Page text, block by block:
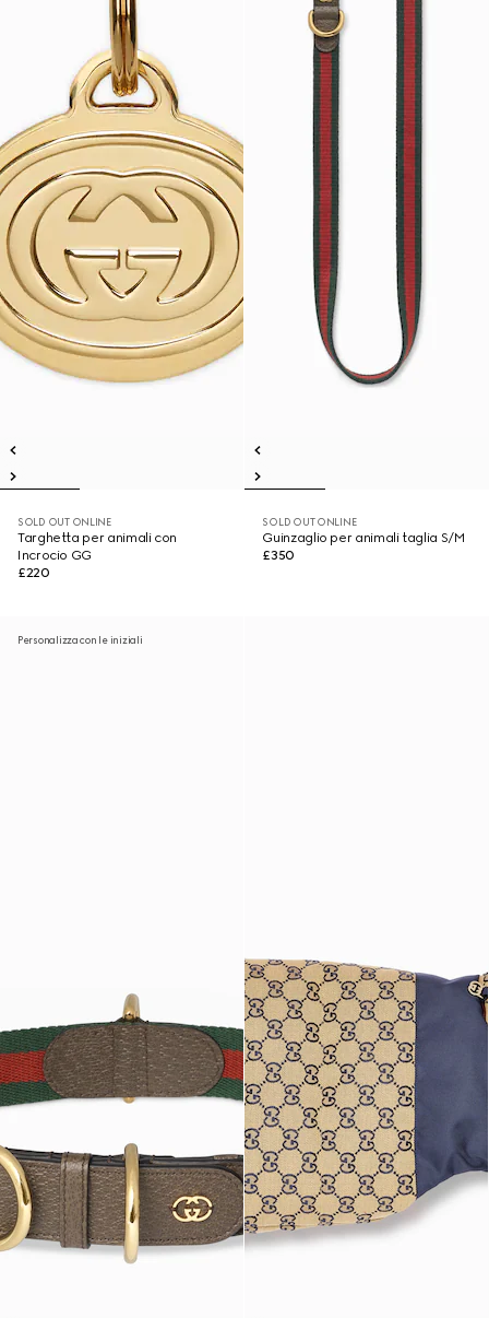
SOLD OUT ONLINE
Targhetta per animali con
Incrocio GG
£220
SOLD OUT ONLINE
Guinzaglio per animali taglia S/M
£350
Personalizza con le iniziali